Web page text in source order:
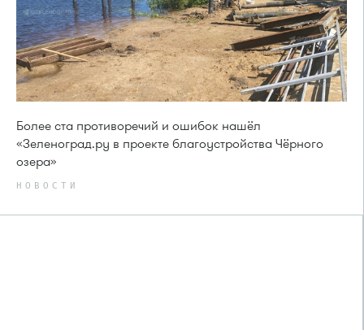
Более ста противоречий и ошибок нашёл
«Зеленоград.ру в проекте благоустройства Чёрного
озера»
НОВОСТИ